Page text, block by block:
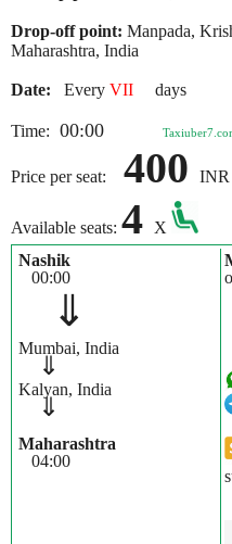
Drop-off point: Manpada,
Maharashtra, India
Date: Every VII days
Time: 00:00
Price per seat: 400 INR
Available seats: 4
X
Nashik
00:00
⇓
Mumbai, India
⇓
Kalyan, India
⇓
Maharashtra
04:00